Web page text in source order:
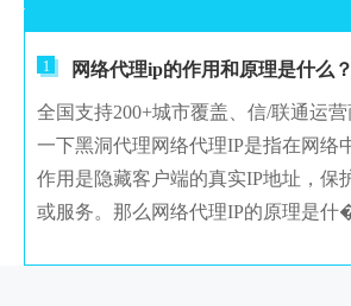
1 网络代理ip的作用和原理是什么？
全国支持200+城市覆盖、信/联通运
一下黑洞代理网络代理IP是指在网络
作用是隐藏客户端的真实IP地址，保
或服务。那么网络代理IP的原理是什